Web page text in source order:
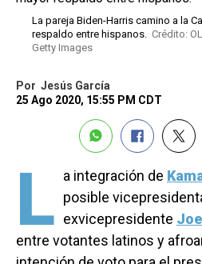
La pareja Biden-Harris camino a la
respaldo entre hispanos. Crédito:
Getty Images
Por Jesús García
25 Ago 2020, 15:55 PM CDT
L a integración de
posible
exvicepresidente
entre votantes latinos y